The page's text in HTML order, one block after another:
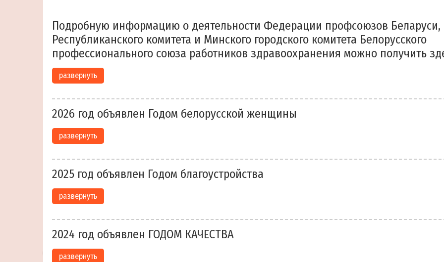
Подробную информацию о деятельности Федерации профсоюзов Беларуси,
Республиканского комитета и Минского городского комитета Белорусского
профессионального союза работников здравоохранения можно получить
развернуть
2026 год объявлен Годом белорусской женщины
развернуть
2025 год объявлен Годом благоустройства
развернуть
2024 год объявлен ГОДОМ КАЧЕСТВА
развернуть